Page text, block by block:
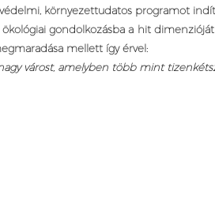
környezettudatos programot
gondolkozásba a hit
mellett így érvel:
várost, amelyben több mint